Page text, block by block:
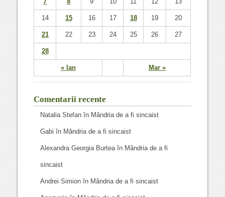
« Ian Mar »
14 15 16 17 18 19 20
21 22 23 24 25 26 27
28
Comentarii recente
Natalia Stefan în Mândria de a fi sincaist
Gabi în Mândria de a fi sincaist
Alexandra Georgia Burteaîn Mândria de a fi
sincaist
Andrei Simion în Mândria de a fi sincaist